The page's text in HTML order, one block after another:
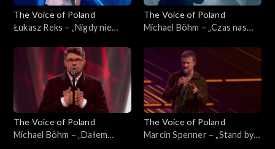
The Voice of Poland
Łukasz Reks – „Nigdy nie
Poland”, Live 3, 22 listopada
The Voice of Poland
Michael Böhm – „Czas nas
Poland”, Live 3, 22 listopada
2025
The Voice of Poland
Michael Böhm – „Dałem
The Voice of Poland
Marcin Spenner – „Stand by